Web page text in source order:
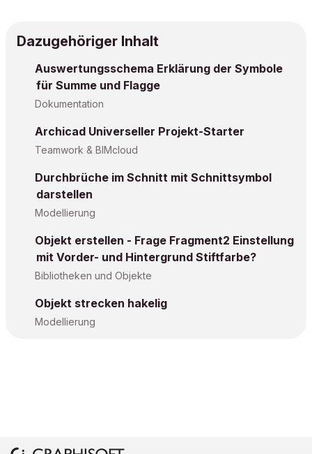
Dazugehöriger Inhalt
Auswertungsschema Erklärung der Symbole
für Summe und Flagge
Dokumentation
Archicad Universeller Projekt-Starter
Teamwork & BIMcloud
Durchbrüche im Schnitt mit Schnittsymbol
darstellen
Modellierung
Objekt erstellen - Frage Fragment2 Einstellung
mit Vorder- und Hintergrund Stiftfarbe?
Bibliotheken und Objekte
Objekt strecken hakelig
Modellierung